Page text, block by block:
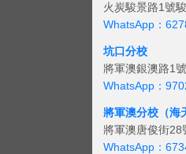
火炭駿景路1號
WhatsApp：
坑口分校
將軍澳銀澳路1
WhatsApp：
將軍澳分校（海
將軍澳唐俊街
WhatsApp：